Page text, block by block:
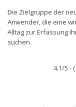
Die Zielgruppe der
Anwender, die eine
Alltag zur Erfassung
suchen.
4.1/5 -